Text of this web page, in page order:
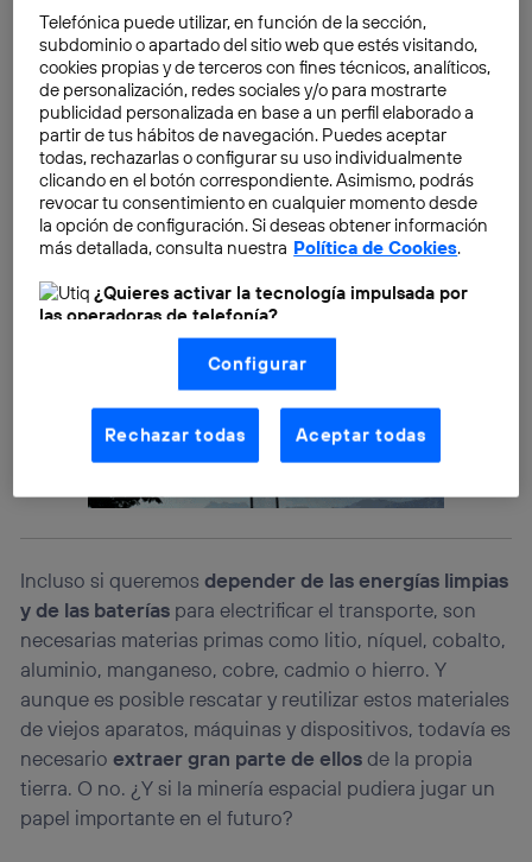
más sostenible. Pero es inevitable que la transición
hacia este modelo implique a sectores poco
sosteniblescomo la minería.
Incluso si queremosdepender de las energías limpias
y de las baterías para electrificar el transporte, son
necesarias materias primas como litio, níquel, cobalto,
aluminio, manganeso, cobre, cadmio o hierro. Y
aunque es posible rescatar y reutilizar estos materiales
de viejos aparatos, máquinas y dispositivos, todavía es
necesarioextraer gran parte de ellosde la propia
tierra. O no. ¿Y si la minería espacial pudiera jugar un
papel importante en el futuro?
Telefónica puede utilizar, en función de la sección,
subdominio o apartado del sitio web que estés visitando,
cookies propias y de terceros con fines técnicos, analíticos,
de personalización, redes sociales y/o para mostrarte
publicidad personalizada en base a un perfil elaborado a
partir de tus hábitos de navegación. Puedes aceptar
todas, rechazarlas o configurar su uso individualmente
clicando en el botón correspondiente. Asimismo, podrás
revocar tu consentimiento en cualquier momento desde
la opción de configuración. Si deseas obtener información
más detallada, consulta nuestra Política de Cookies.
¿Quieres activar la tecnología impulsada por
las operadoras de telefonía?
Nosotros, Telefónica S.A., utilizamos la tecnología Utiq para
realizar nuestras acciones de marketing digital o análisis
(como se describe en este aviso de consentimiento)
basadas en tu navegación en nuestra(s) web(s)
aquí(solo cuando utilizas una conexión a
internet habilitada , proporcionada por una de las
operadoras de telefonía participantes, y otorgas tu
prioridad ofreciéndote elección y control.
La tecnología utiliza un identificador cifrado creado por tu
operadora de telefonía, utilizando tu dirección IP y otra
información de la cuenta de cliente de
telecomunicaciones vinculada a la conexión que utilizas
(p. ej., número de teléfono móvil).
Este identificador se asigna a la conexión de internet, por
lo que cualquier persona que conecte su dispositivo y
consienta el uso de la tecnología recibirá el mismo
identificador. Típicamente:
Si utilizas unaconexión de banda ancha(p. ej., Wi-Fi),
el marketing o análisis se realizará en función de las
Configurar
Rechazar todas Aceptar todas